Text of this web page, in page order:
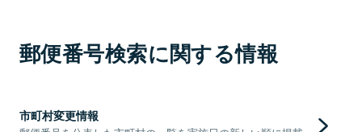
郵便番号検索に関する情報
市町村変更情報